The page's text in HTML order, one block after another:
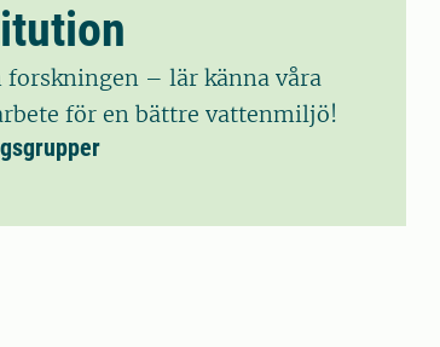
– lär känna våra
för en bättre vattenmiljö!